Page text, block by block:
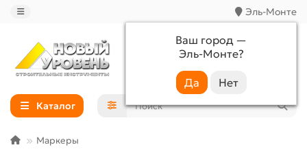
Эль-Монте
Ваш город —
Эль-Монте?
+7 (988) 233-44-52
Каталог
Маркеры